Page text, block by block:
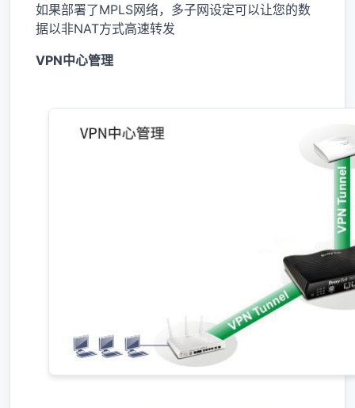
如果部署了MPLS网络，多子网设定可以让您的数
据以非NAT方式高速转发
VPN中心管理